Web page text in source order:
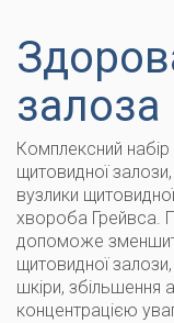
залоза
Комплексний
щитовидної залози,
вузлики
хвороба Грейвса.
допоможе
щитовидної залози,
шкіри, збільшення
концентрацією